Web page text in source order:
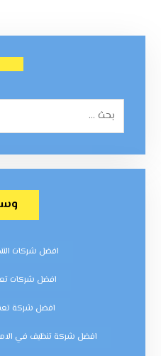
افضل شركات
افضل شركات
افضل شركة
افضل شركة تنظيف في